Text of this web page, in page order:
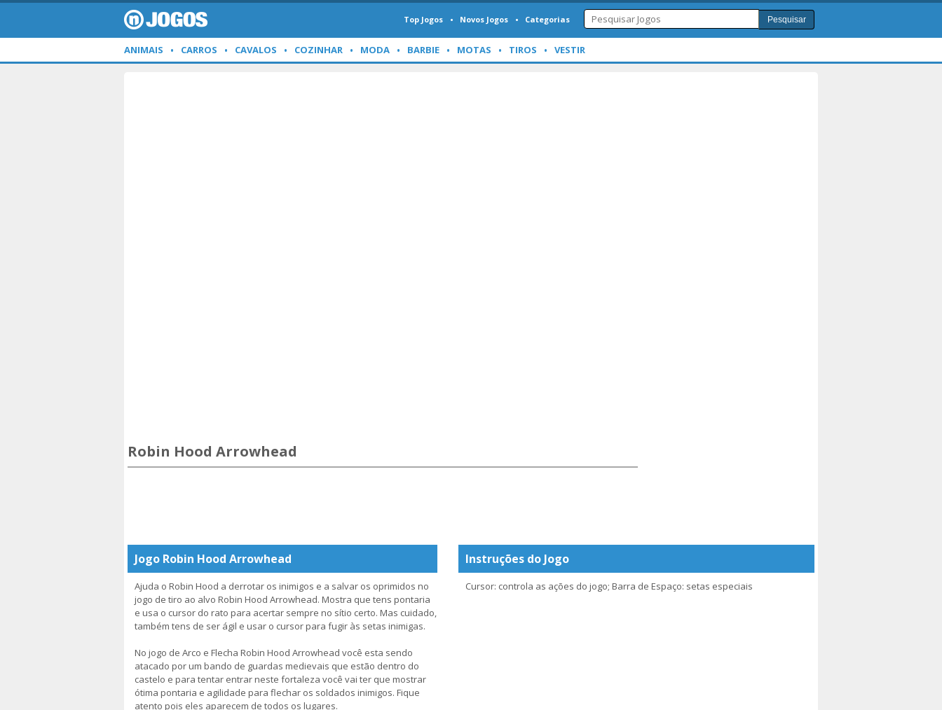
Top Jogos Novos Jogos Categorias Pesquisar
ANIMAIS CARROS CAVALOS COZINHAR MODA BARBIE MOTAS TIROS VESTIR
Robin Hood Arrowhead
Jogo Robin Hood Arrowhead
Ajuda o Robin Hood a derrotar os inimigos e a salvar os oprimidos no
jogo de tiro ao alvo Robin Hood Arrowhead. Mostra que tens pontaria
e usa o cursor do rato para acertar sempre no sítio certo. Mas cuidado,
também tens de ser ágil e usar o cursor para fugir às setas inimigas.
No jogo de Arco e Flecha Robin Hood Arrowhead você esta sendo
atacado por um bando de guardas medievais que estão dentro do
castelo e para tentar entrar neste fortaleza você vai ter que mostrar
ótima pontaria e agilidade para flechar os soldados inimigos. Fique
atento pois eles aparecem de todos os lugares.
Instruções do Jogo
Cursor: controla as ações do jogo; Barra de Espaço: setas especiais